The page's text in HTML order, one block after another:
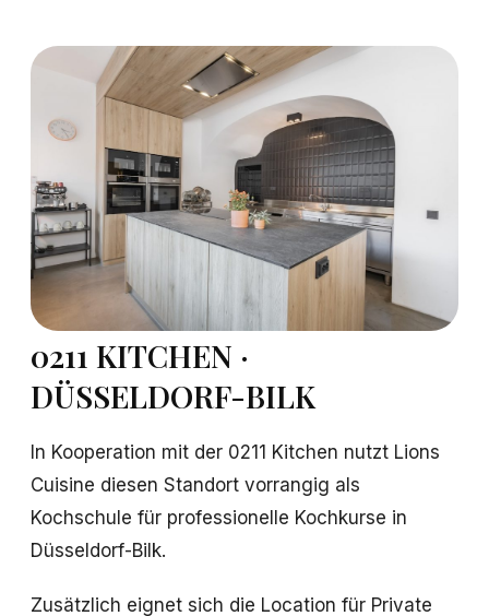
0211 KITCHEN ·
DÜSSELDORF-BILK
In Kooperation mit der 0211 Kitchen nutzt Lions
Cuisine diesen Standort vorrangig als
Kochschule für professionelle Kochkurse in
Düsseldorf-Bilk.
Zusätzlich eignet sich die Location für Private